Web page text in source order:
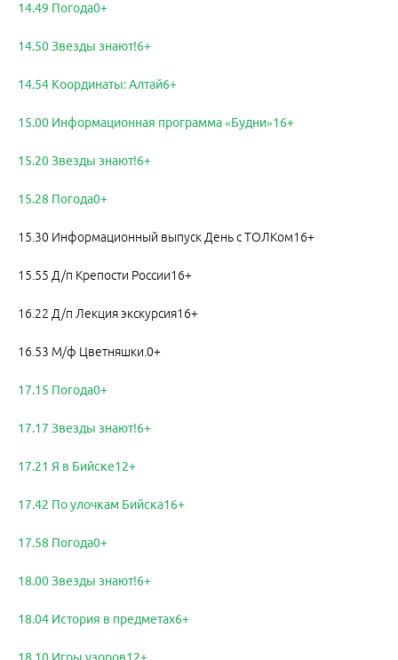
14.49 Погода0+
14.50 Звезды знают!6+
14.54 Координаты: Алтай6+
15.00 Информационная программа «Будни»16+
15.20 Звезды знают!6+
15.28 Погода0+
15.30 Информационный выпуск День с ТОЛКом16+
15.55 Д/п Крепости России16+
16.22 Д/п Лекция экскурсия16+
16.53 М/ф Цветняшки.0+
17.15 Погода0+
17.17 Звезды знают!6+
17.21 Я в Бийске12+
17.42 По улочкам Бийска16+
17.58 Погода0+
18.00 Звезды знают!6+
18.04 История в предметах6+